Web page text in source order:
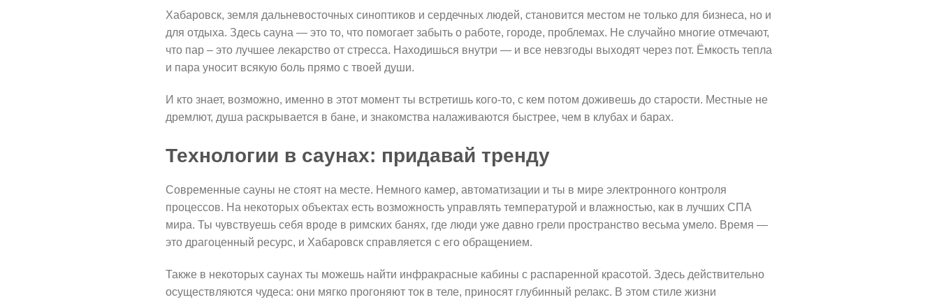
Хабаровск, земля дальневосточных синоптиков и сердечных людей, становится местом не только для бизнеса, но и
для отдыха. Здесь сауна — это то, что помогает забыть о работе, городе, проблемах. Не случайно многие отмечают,
что пар – это лучшее лекарство от стресса. Находишься внутри — и все невзгоды выходят через пот. Ёмкость тепла
и пара уносит всякую боль прямо с твоей души.
И кто знает, возможно, именно в этот момент ты встретишь кого-то, с кем потом доживешь до старости. Местные не
дремлют, душа раскрывается в бане, и знакомства налаживаются быстрее, чем в клубах и барах.
Технологии в саунах: придавай тренду
Современные сауны не стоят на месте. Немного камер, автоматизации и ты в мире электронного контроля
процессов. На некоторых объектах есть возможность управлять температурой и влажностью, как в лучших СПА
мира. Ты чувствуешь себя вроде в римских банях, где люди уже давно грели пространство весьма умело. Время —
это драгоценный ресурс, и Хабаровск справляется с его обращением.
Также в некоторых саунах ты можешь найти инфракрасные кабины с распаренной красотой. Здесь действительно
осуществляются чудеса: они мягко прогоняют ток в теле, приносят глубинный релакс. В этом стиле жизни